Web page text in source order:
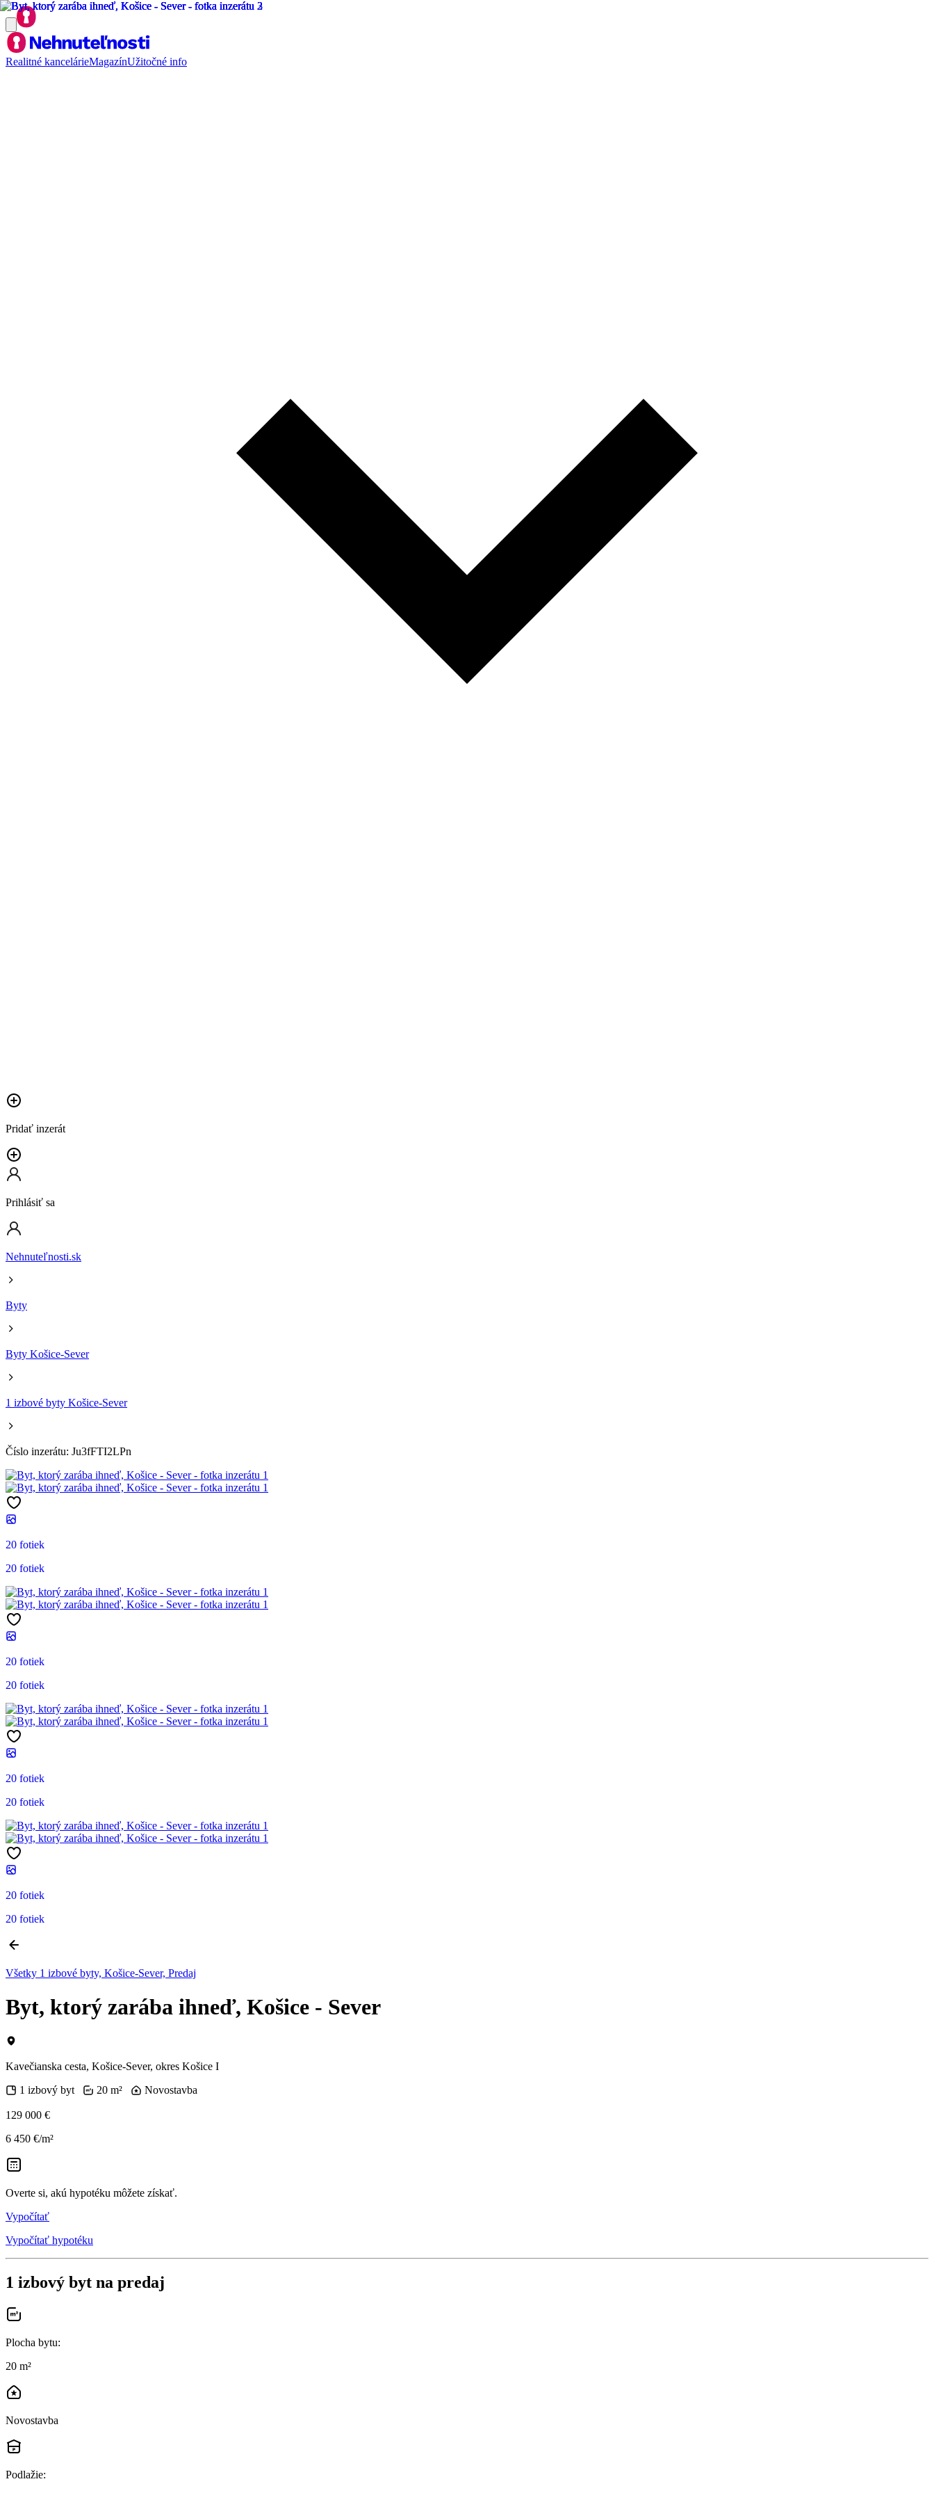
Realitné kancelárieMagazínUžitočné info
Pridať inzerát
Prihlásiť sa
Nehnuteľnosti.sk
Byty
Byty Košice-Sever
1 izbové byty Košice-Sever
Číslo inzerátu: Ju3fFTI2LPn
20 fotiek
20 fotiek
20 fotiek
20 fotiek
20 fotiek
20 fotiek
20 fotiek
20 fotiek
Všetky 1 izbové byty, Košice-Sever, Predaj
Byt, ktorý zarába ihneď, Košice - Sever
Kavečianska cesta, Košice-Sever, okres Košice I
1 izbový byt
20 m² Novostavba
129 000 €
6 450 €/m²
Overte si, akú hypotéku môžete získať.
Vypočítať
Vypočítať hypotéku
1 izbový byt na predaj
Plocha bytu:
20 m²
Novostavba
Podlažie: